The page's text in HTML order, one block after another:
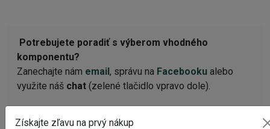
Potrebujete poradiť s výberom vhodného
komponentu?
Zanechajte nám email, správu na Facebooku alebo
využite náš chat (zelené tlačidlo vpravo dole).
Získajte zľavu na prvý nákup